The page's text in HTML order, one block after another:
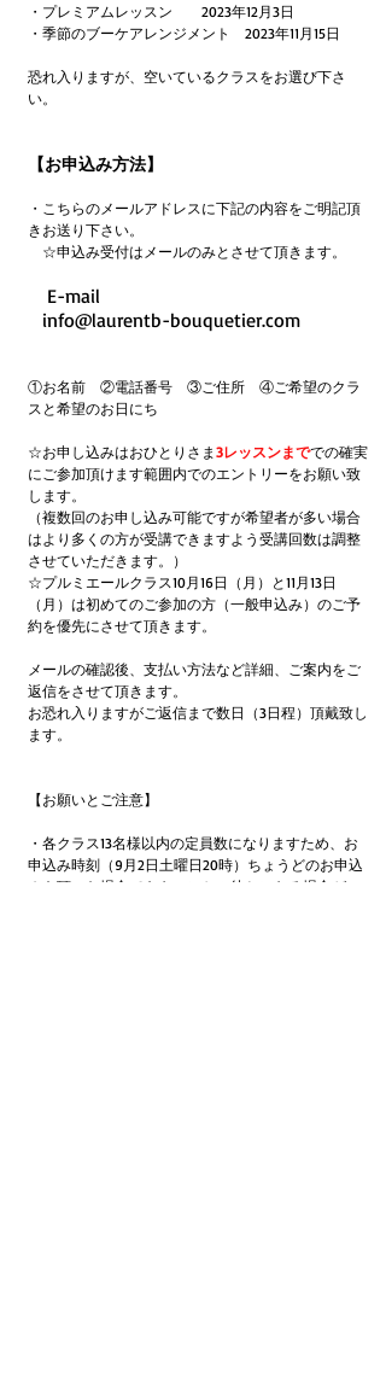
・プレミアムレッスン　　2023年12月3日
・季節のブーケアレンジメント　2023年11月15日
恐れ入りますが、空いているクラスをお選び下さ
い。
【お申込み方法】
・こちらのメールアドレスに下記の内容をご明記頂
きお送り下さい。
☆申込み受付はメールのみとさせて頂きます。
E-mail
info@laurentb-bouquetier.com
①お名前　②電話番号　③ご住所　④ご希望のクラ
スと希望のお日にち
☆お申し込みはおひとりさま 3レッスンまででの確実
にご参加頂けます範囲内でのエントリーをお願い致
します。
（複数回のお申し込み可能ですが希望者が多い場合
はより多くの方が受講できますよう受講回数は調整
させていただきます。）
☆プルミエールクラス10月16日（月）と11月13日
（月）は初めてのご参加の方（一般申込み）のご予
約を優先にさせて頂きます。
メールの確認後、支払い方法など詳細、ご案内をご
返信をさせて頂きます。
お恐れ入りますがご返信まで数日（3日程）頂戴致し
ます。
【お願いとご注意】
・各クラス13名様以内の定員数になりますため、お
申込み時刻（9月2日土曜日20時）ちょうどのお申込
みを頂いた場合でもキャンセル待ちになる場合がご